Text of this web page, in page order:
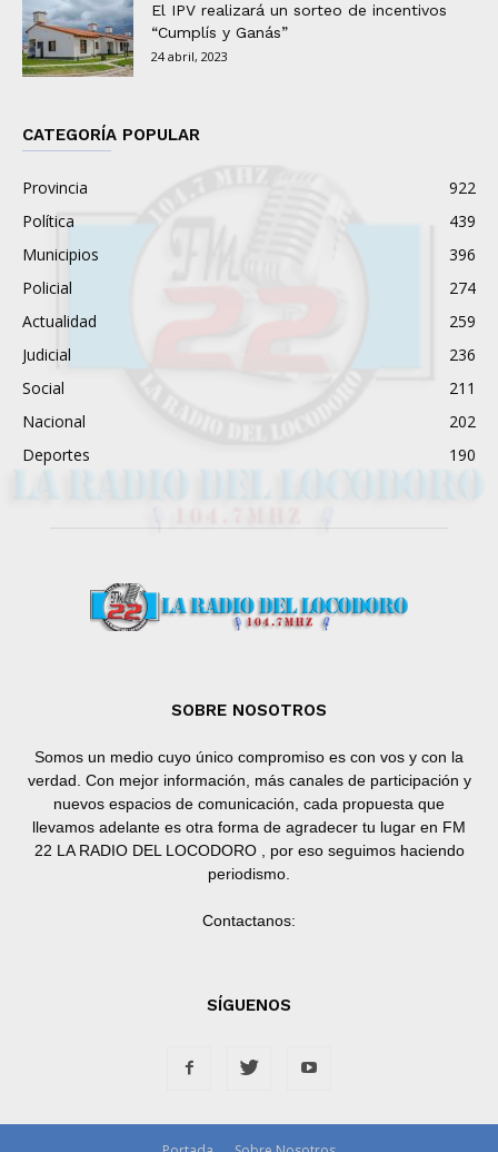
El IPV realizará un sorteo de incentivos
“Cumplís y Ganás”
24 abril, 2023
CATEGORÍA POPULAR
Provincia
922
Política
439
Municipios
396
Policial
274
Actualidad
259
Judicial
236
Social
211
Nacional
202
Deportes
190
SOBRE NOSOTROS
Somos un medio cuyo único compromiso es con vos y con la
verdad. Con mejor información, más canales de participación y
nuevos espacios de comunicación, cada propuesta que
llevamos adelante es otra forma de agradecer tu lugar en FM
22 LA RADIO DEL LOCODORO , por eso seguimos haciendo
periodismo.
Contactanos:
SÍGUENOS